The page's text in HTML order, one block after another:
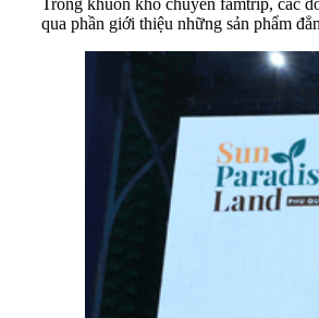
Trong khuôn khổ chuyến famtrip, các
qua phần giới thiệu những sản phẩm